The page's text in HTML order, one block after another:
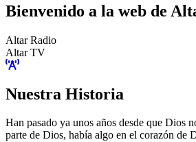
Bienvenido a la web de
Altar Radio
Altar TV
Nuestra Historia
Han pasado ya unos años desde que Dios
parte de Dios, había algo en el corazón de